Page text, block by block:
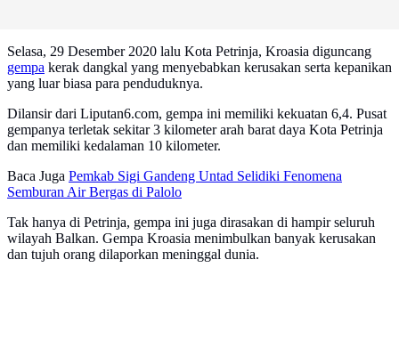
Selasa, 29 Desember 2020 lalu Kota Petrinja, Kroasia diguncang
gempa kerak dangkal yang menyebabkan kerusakan serta kepanikan
yang luar biasa para penduduknya.
Dilansir dari Liputan6.com, gempa ini memiliki kekuatan 6,4. Pusat
gempanya terletak sekitar 3 kilometer arah barat daya Kota Petrinja
dan memiliki kedalaman 10 kilometer.
Baca Juga Pemkab Sigi Gandeng Untad Selidiki Fenomena
Semburan Air Bergas di Palolo
Tak hanya di Petrinja, gempa ini juga dirasakan di hampir seluruh
wilayah Balkan. Gempa Kroasia menimbulkan banyak kerusakan
dan tujuh orang dilaporkan meninggal dunia.